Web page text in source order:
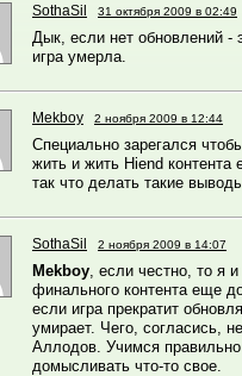
SothaSil 31 октября 2009 в 02:49
Дык, если нет обновлений -
игра умерла.
Mekboy 2 ноября 2009 в 12:44
Специально зарегался
жить и жить Hiend
так что делать такие
SothaSil 2 ноября 2009 в 14:07
Mekboy , если честно, то я
финального контента еще
если игра прекратит
умирает. Чего, согласись,
Аллодов. Учимся
домысливать что-то свое.